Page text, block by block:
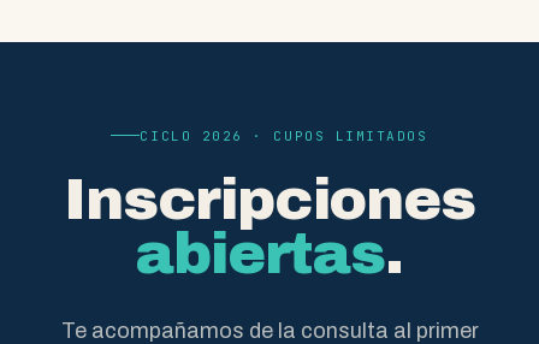
CICLO 2026 · CUPOS LIMITADOS
Inscripciones
abiertas.
Te acompañamos de la consulta al primer